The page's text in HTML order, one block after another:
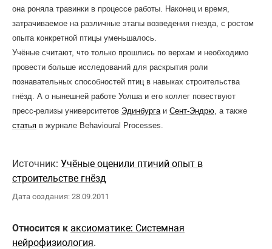
она роняла травинки в процессе работы. Наконец и время,
затрачиваемое на различные этапы возведения гнезда, с ростом
опыта конкретной птицы уменьшалось.
Учёные считают, что только прошлись по верхам и необходимо
провести больше исследований для раскрытия роли
познавательных способностей птиц в навыках строительства
гнёзд. А о нынешней работе Уолша и его коллег повествуют
пресс-релизы университетов Эдинбургаи Сент-Эндрю, а также
статья в журнале Behavioural Processes.
Источник: Учёные оценили птичий опыт в
строительстве гнёзд
Дата создания: 28.09.2011
Относится к аксиоматике: Системная
нейрофизиология.